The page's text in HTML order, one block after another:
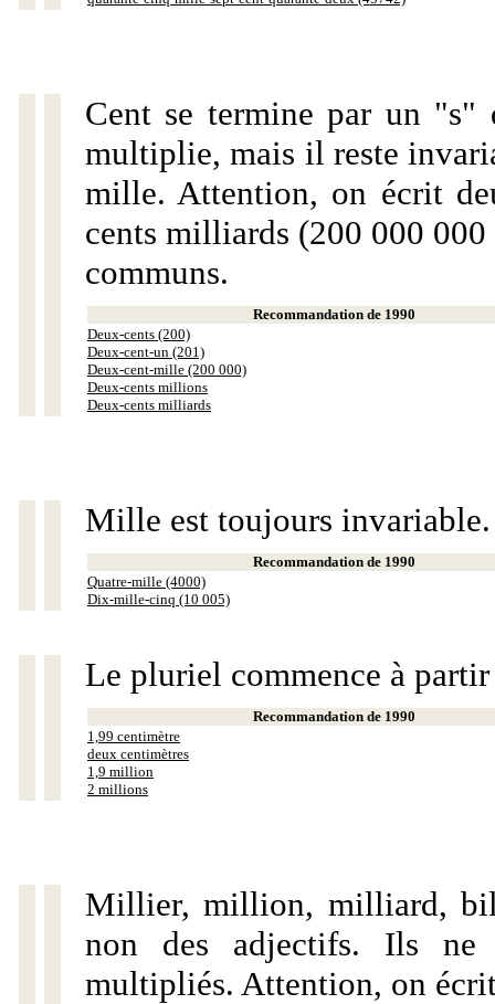
Cent se termine par un "s"
multiplie, mais il reste
mille. Attention, on écrit
cents milliards (200 000
communs.
Recommandation de 1990
Deux-cents (200)
Deux-cent-un (201)
Deux-cent-mille (200 000)
Deux-cents millions
Deux-cents milliards
Mille est toujours invariable.
Recommandation de 1990
Quatre-mille (4000)
Dix-mille-cinq (10 005)
Le pluriel commence à
Recommandation de 1990
1,99 centimètre
deux centimètres
1,9 million
2 millions
Millier, million, milliard,
non des adjectifs. Ils ne
multipliés. Attention, on